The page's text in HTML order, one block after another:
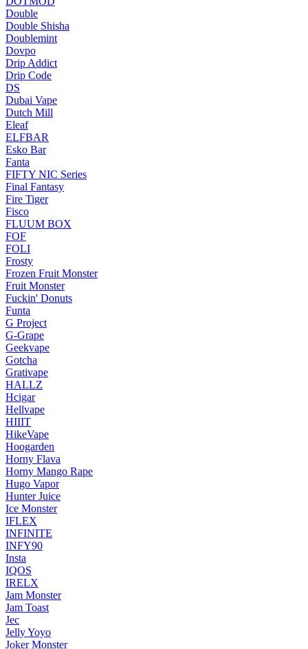
Double
Double Shisha
Doublemint
Dovpo
Drip Addict
Drip Code
DS
Dubai Vape
Dutch Mill
Eleaf
ELFBAR
Esko Bar
Fanta
FIFTY NIC Series
Final Fantasy
Fire Tiger
Fisco
FLUUM BOX
FOF
FOLI
Frosty
Frozen Fruit Monster
Fruit Monster
Fuckin' Donuts
Funta
G Project
G-Grape
Geekvape
Gotcha
Grativape
HALLZ
Hcigar
Hellvape
HIIIT
HikeVape
Hoogarden
Horny Flava
Horny Mango Rape
Hugo Vapor
Hunter Juice
Ice Monster
IFLEX
INFINITE
INFY90
Insta
IQOS
IRELX
Jam Monster
Jam Toast
Jec
Jelly Yoyo
Joker Monster